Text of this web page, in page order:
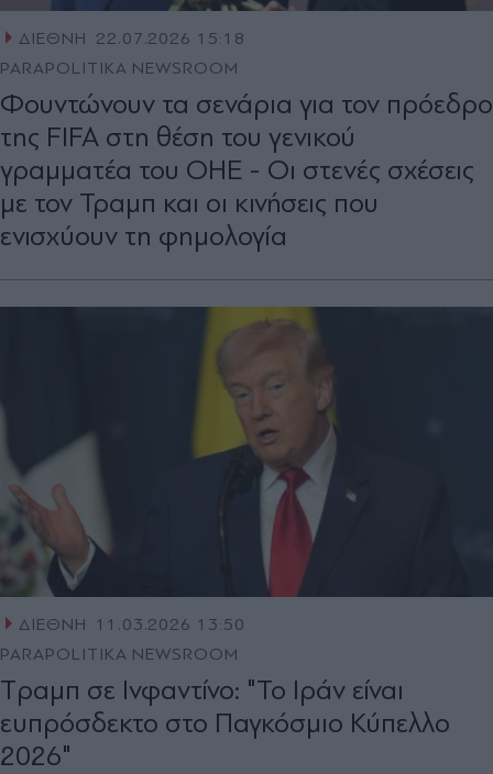
ΔΙΕΘΝΗ
22.07.2026 15:18
PARAPOLITIKA NEWSROOM
Φουντώνουν τα σενάρια για τον πρόεδρο
της FIFA στη θέση του γενικού
γραμματέα του ΟΗΕ - Οι στενές σχέσεις
με τον Τραμπ και οι κινήσεις που
ενισχύουν τη φημολογία
ΔΙΕΘΝΗ
11.03.2026 13:50
PARAPOLITIKA NEWSROOM
Tραμπ σε Ινφαντίνο: "Το Ιράν είναι
ευπρόσδεκτο στο Παγκόσμιο Κύπελλο
2026"